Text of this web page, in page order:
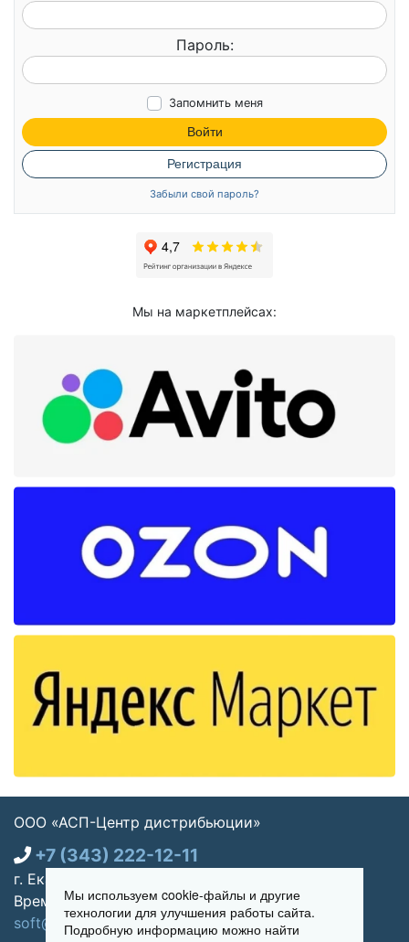
Пароль:
Запомнить меня
Войти
Регистрация
Забыли свой пароль?
Мы на маркетплейсах:
ООО «АСП-Центр дистрибьюции»
+7 (343) 222-12-11
г. Екатеринбург, ул. Щорса 7, офис 270
Время работы: Пн-пт 09:00 - 18:00
soft@asp-partners.ru
Мы используем cookie-файлы и другие
технологии для улучшения работы сайта.
Подробную информацию можно найти